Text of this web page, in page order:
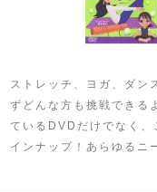
ストレッチ、ヨガ、ダン
ずどんな方も挑戦できる
ているDVDだけでなく、
インナップ！あらゆるニ